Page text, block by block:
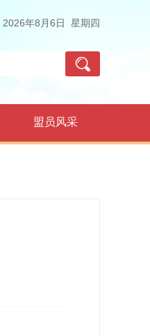
2026年8月6日 星期四
盟员风采